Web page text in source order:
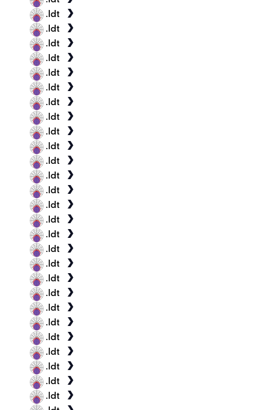
.ldt
.ldt
.ldt
.ldt
.ldt
.ldt
.ldt
.ldt
.ldt
.ldt
.ldt
.ldt
.ldt
.ldt
.ldt
.ldt
.ldt
.ldt
.ldt
.ldt
.ldt
.ldt
.ldt
.ldt
.ldt
.ldt
.ldt